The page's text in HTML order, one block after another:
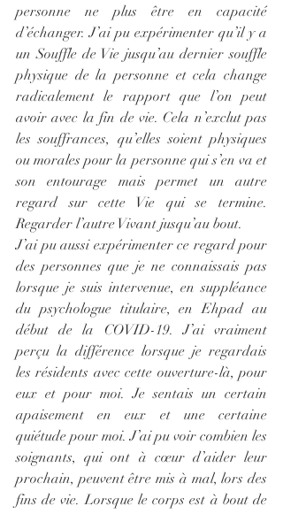
personne ne plus être en capacité
d’échanger. J’ai pu expérimenter qu’il y a
un Souffle de Vie jusqu’au dernier souffle
physique de la personne et cela change
radicalement le rapport que l’on peut
avoir avec la fin de vie. Cela n’exclut pas
les souffrances, qu’elles soient physiques
ou morales pour la personne qui s’en va et
son entourage mais permet un autre
regard sur cette Vie qui se termine.
Regarder l’autre Vivant jusqu’au bout.
J’ai pu aussi expérimenter ce regard pour
des personnes que je ne connaissais pas
lorsque je suis intervenue, en suppléance
du psychologue titulaire, en Ehpad au
début de la COVID-19. J’ai vraiment
perçu la différence lorsque je regardais
les résidents avec cette ouverture-là, pour
eux et pour moi. Je sentais un certain
apaisement en eux et une certaine
quiétude pour moi. J’ai pu voir combien les
soignants, qui ont à cœur d’aider leur
prochain, peuvent être mis à mal, lors des
fins de vie. Lorsque le corps est à bout de